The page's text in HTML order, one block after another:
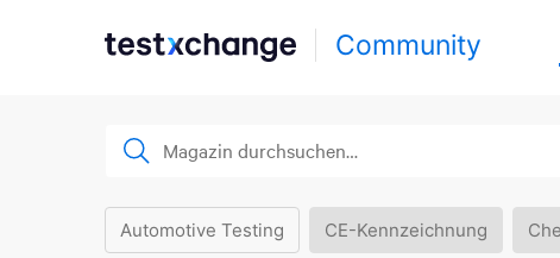
Community
Automotive Testing CE-Kennzeichnung